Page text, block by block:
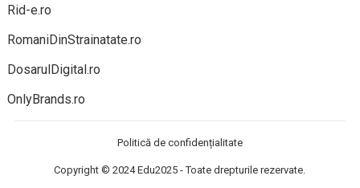
Rid-e.ro
RomaniDinStrainatate.ro
DosarulDigital.ro
OnlyBrands.ro
Politică de confidențialitate
Copyright © 2024Edu2025 - Toate drepturile rezervate.